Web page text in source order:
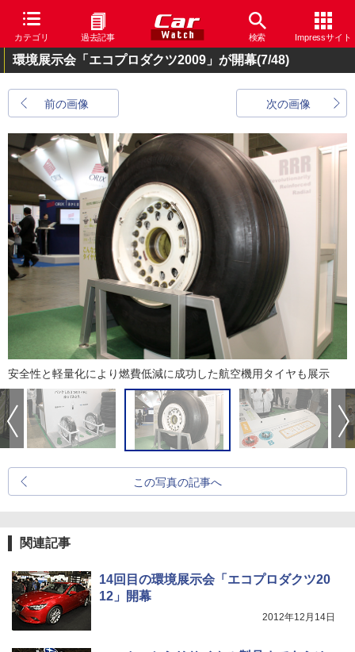
カテゴリ 過去記事 検索 Impressサイト
環境展示会「エコプロダクツ2009」が開幕(7/48)
前の画像 次の画像
安全性と軽量化により燃費低減に成功した航空機用タイヤも展示
この写真の記事へ
関連記事
14回目の環境展示会「エコプロダクツ20
12」開幕
2012年12月14日